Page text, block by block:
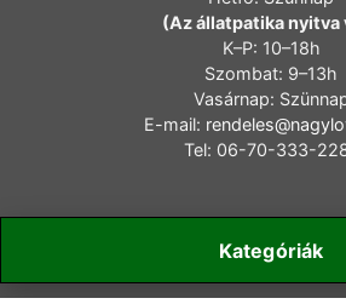
Kategóriák
(Az állatpatika nyitva
K–P: 10–18h
Szombat: 9–13h
Vasárnap:
E-mail:
Tel: 06-70-333-
Copyright 2006-2025 nagylovas.hu –